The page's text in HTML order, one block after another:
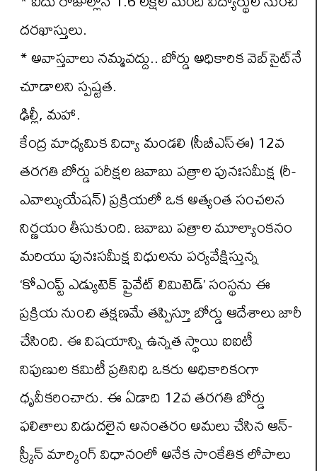
దరఖాస్తులు.
* అవాస్తవాలు నమ్మవద్దు.. బోర్డు అధికారిక వెబ్‌సైట్‌నే
చూడాలని స్పష్టత.
ఢిల్లీ, మహా.
కేంద్ర మాధ్యమిక విద్యా మండలి (సీబీఎస్‌ఈ) 12వ
తరగతి బోర్డు పరీక్షల జవాబు పత్రాల పునఃసమీక్ష (రీ-
ఎవాల్యుయేషన్) ప్రక్రియలో ఒక అత్యంత సంచలన
నిర్ణయం తీసుకుంది. జవాబు పత్రాల మూల్యాంకనం
మరియు పునఃసమీక్ష విధులను పర్యవేక్షిస్తున్న
‘కోఎంప్ట్ ఎడ్యుటెక్ ప్రైవేట్ లిమిటెడ్’ సంస్థను ఈ
ప్రక్రియ నుంచి తక్షణమే తప్పిస్తూ బోర్డు ఆదేశాలు జారీ
చేసింది. ఈ విషయాన్ని ఉన్నత స్థాయి ఐఐటీ
నిపుణుల కమిటీ ప్రతినిధి ఒకరు అధికారికంగా
ధృవీకరించారు. ఈ ఏడాది 12వ తరగతి బోర్డు
ఫలితాలు విడుదలైన అనంతరం అమలు చేసిన ఆన్‌-
స్క్రీన్ మార్కింగ్ విధానంలో అనేక సాంకేతిక లోపాలు